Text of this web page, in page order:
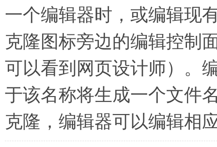
一个编辑器时，或编辑现
克隆图标旁边的编辑控制
可以看到网页设计师）。
于该名称将生成一个文件
克隆，编辑器可以编辑相